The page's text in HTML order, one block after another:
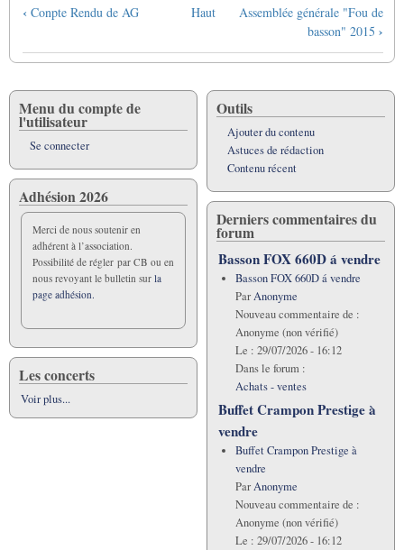
Liens
de
livre
pour
Assemblée
générale
"Fou
de
Basson"
2014
‹ Conpte Rendu de AG Haut
Assemblée générale "Fou de
basson" 2015 ›
Menu du compte de
l'utilisateur
Se connecter
Adhésion 2026
Merci de nous soutenir en
adhérent à l’association.
Possibilité de régler par CB ou en
nous revoyant le bulletin sur la
page adhésion.
Les concerts
Voir plus...
Outils
Ajouter du contenu
Astuces de rédaction
Contenu récent
Derniers commentaires du
forum
Basson FOX 660D á vendre
Basson FOX 660D á vendre
ParAnonyme
Nouveau commentaire de :
Anonyme (non vérifié)
Le : 29/07/2026 - 16:12
Dans le forum :
Achats - ventes
Buffet Crampon Prestige à
vendre
Buffet Crampon Prestige à
vendre
ParAnonyme
Nouveau commentaire de :
Anonyme (non vérifié)
Le : 29/07/2026 - 16:12